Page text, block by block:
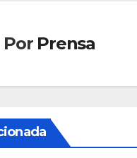
Por Prensa